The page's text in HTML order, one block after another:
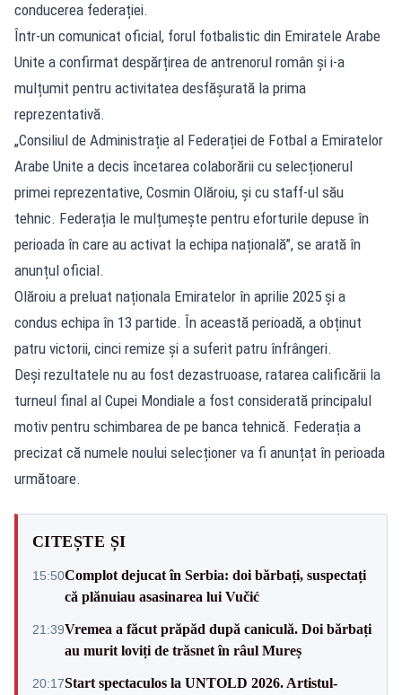
conducerea federației.
Într-un comunicat oficial, forul fotbalistic din Emiratele Arabe
Unite a confirmat despărțirea de antrenorul român și i-a
mulțumit pentru activitatea desfășurată la prima
reprezentativă.
„Consiliul de Administrație al Federației de Fotbal a Emiratelor
Arabe Unite a decis încetarea colaborării cu selecționerul
primei reprezentative, Cosmin Olăroiu, și cu staff-ul său
tehnic. Federația le mulțumește pentru eforturile depuse în
perioada în care au activat la echipa națională”, se arată în
anunțul oficial.
Olăroiu a preluat naționala Emiratelor în aprilie 2025 și a
condus echipa în 13 partide. În această perioadă, a obținut
patru victorii, cinci remize și a suferit patru înfrângeri.
Deși rezultatele nu au fost dezastruoase, ratarea calificării la
turneul final al Cupei Mondiale a fost considerată principalul
motiv pentru schimbarea de pe banca tehnică. Federația a
precizat că numele noului selecționer va fi anunțat în perioada
următoare.
CITEȘTE ȘI
15:50Complot dejucat în Serbia: doi bărbați, suspectați
că plănuiau asasinarea lui Vučić
21:39Vremea a făcut prăpăd după caniculă. Doi bărbați
au murit loviți de trăsnet în râul Mureș
20:17Start spectaculos la UNTOLD 2026. Artistul-